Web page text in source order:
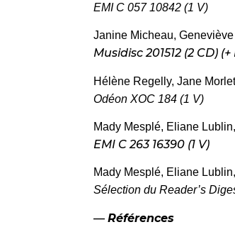
EMI C 057 10842 (1 V)
Janine Micheau,
Musidisc 201512 (2 CD)
Hélène Regelly, Jane
Odéon XOC 184 (1 V)
Mady Mesplé, Eliane
EMI C 263 16390 (1 V)
Mady Mesplé, Eliane
Sélection du Reader’s
— Références